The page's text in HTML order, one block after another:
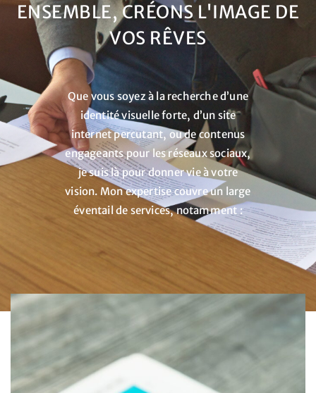
ENSEMBLE, CRÉONS L'IMAGE DE
VOS RÊVES
Que vous soyez à la recherche d’une
identité visuelle forte, d’un site
internet percutant, ou de contenus
engageants pour les réseaux sociaux,
je suis là pour donner vie à votre
vision. Mon expertise couvre un large
éventail de services, notamment :